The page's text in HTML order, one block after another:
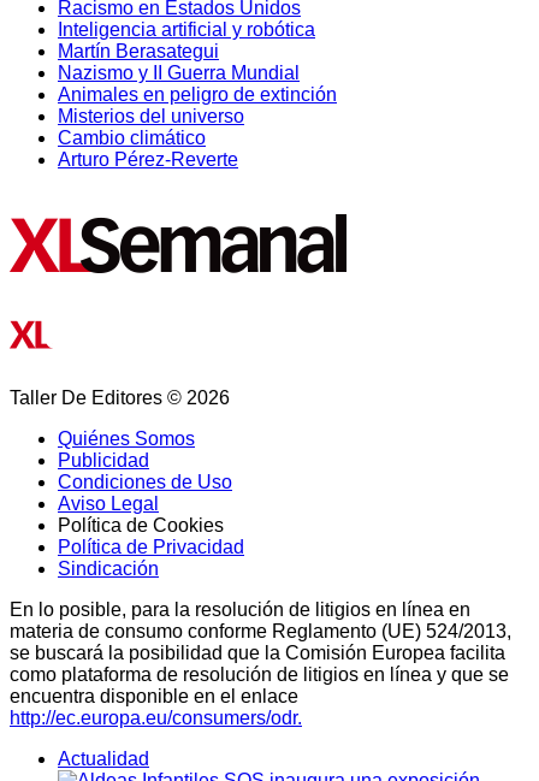
Racismo en Estados Unidos
Inteligencia artificial y robótica
Martín Berasategui
Nazismo y II Guerra Mundial
Animales en peligro de extinción
Misterios del universo
Cambio climático
Arturo Pérez-Reverte
Taller De Editores © 2026
Quiénes Somos
Publicidad
Condiciones de Uso
Aviso Legal
Política de Cookies
Política de Privacidad
Sindicación
En lo posible, para la resolución de litigios en línea en
materia de consumo conforme Reglamento (UE) 524/2013,
se buscará la posibilidad que la Comisión Europea facilita
como plataforma de resolución de litigios en línea y que se
encuentra disponible en el enlace
http://ec.europa.eu/consumers/odr.
Actualidad